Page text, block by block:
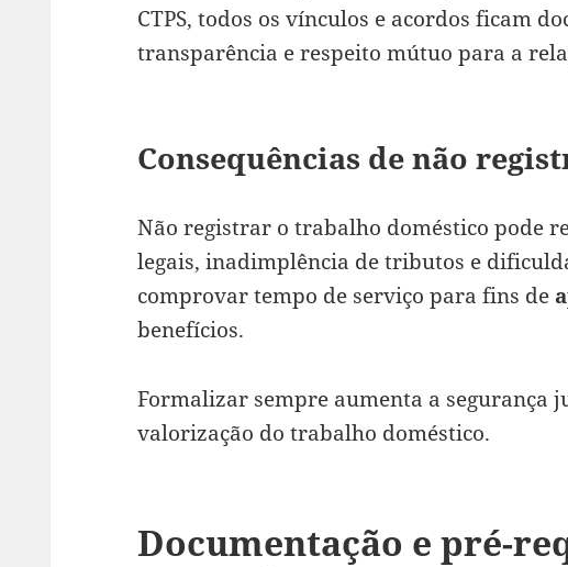
CTPS, todos os vínculos e acordos ficam
transparência e respeito mútuo para a
Consequências de não
Não registrar o trabalho doméstico pode
legais, inadimplência de tributos e
comprovar tempo de serviço para fins de
benefícios.
Formalizar sempre aumenta a segurança
valorização do trabalho doméstico.
Documentação e pré-